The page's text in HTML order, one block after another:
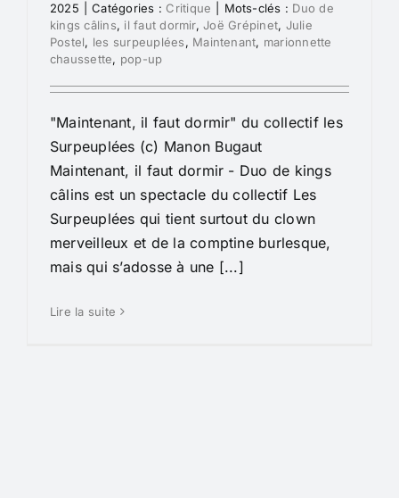
2025
Catégories : Critique Mots-clés : Duo de
kings câlins, il faut dormir,Joë Grépinet, Julie
Postel, les surpeuplées, Maintenant, marionnette
chaussette, pop-up
"Maintenant, il faut dormir" du collectif les
Surpeuplées (c) Manon Bugaut
Maintenant, il faut dormir - Duo de kings
câlins est un spectacle du collectif Les
Surpeuplées qui tient surtout du clown
merveilleux et de la comptine burlesque,
mais qui s’adosse à une [...]
Lire la suite